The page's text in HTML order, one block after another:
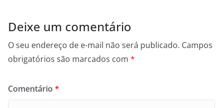
Deixe um comentário
O seu endereço de e-mail não será publicado. Campos
obrigatórios são marcados com *
Comentário *